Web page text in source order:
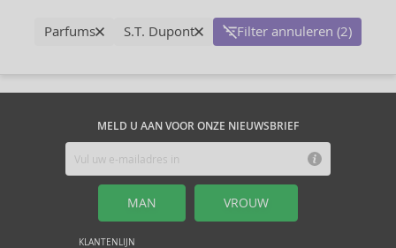
Parfums S.T. Dupont Filter annuleren (2)
MELD U AAN VOOR ONZE NIEUWSBRIEF
MAN VROUW
KLANTENLIJN